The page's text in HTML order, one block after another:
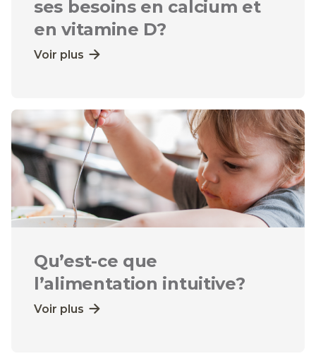
ses besoins en calcium et
en vitamine D?
Voir plus
Qu’est-ce que
l’alimentation intuitive?
Voir plus